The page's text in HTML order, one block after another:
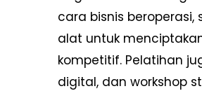
cara bisnis
alat untuk
kompetitif. Pelatihan
digital, dan workshop